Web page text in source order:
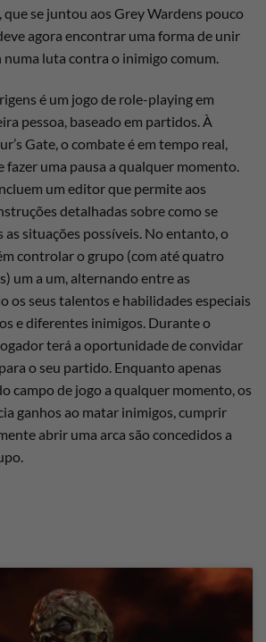
se juntou aos Grey Wardens pouco
agora encontrar uma forma de unir
numa luta contra o inimigo comum.
é um jogo de role-playing em
pessoa, baseado em partidos. À
Gate, o combate é em tempo real,
fazer uma pausa a qualquer momento.
um editor que permite aos
detalhadas sobre como se
situações possíveis. No entanto, o
controlar o grupo (com até quatro
um a um, alternando entre as
os seus talentos e habilidades especiais
e diferentes inimigos. Durante o
terá a oportunidade de convidar
o seu partido. Enquanto apenas
campo de jogo a qualquer momento, os
ganhos ao matar inimigos, cumprir
abrir uma arca são concedidos a